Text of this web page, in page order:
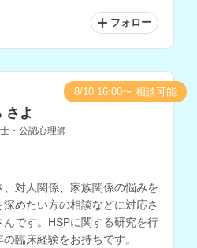
フォロー
さよ
・公認心理師
対人関係、家族関係の悩みを
めたい方の相談などに対応さ
です。HSPに関する研究を行
臨床経験をお持ちです。
8/10 16:00〜 相談可能